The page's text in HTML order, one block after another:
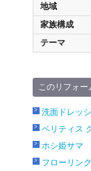
地域
家族構成
テーマ
このリフォ
洗面ドレッ
ベリティス
ホシ姫サマ
フローリン